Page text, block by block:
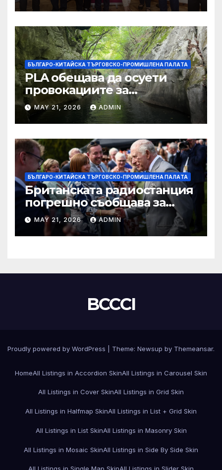
БЪЛГАРО-КИТАЙСКА ТЪРГОВСКО-ПРОМИШЛЕНА ПАЛAТА
PLA обещава да осуети
провокациите за
„независимост на Тайван“.
MAY 21, 2026 ADMIN
БЪЛГАРО-КИТАЙСКА ТЪРГОВСКО-ПРОМИШЛЕНА ПАЛAТА
Британската радиостанция
погрешно съобщава за
смъртта на крал Чарлз
MAY 21, 2026 ADMIN
BCCCI
Proudly powered by WordPress Theme: Newsup by Themeansar.
HomeAll Listings in Accordion SkinAll Listings in Carousel Skin
All Listings in Cover SkinAll Listings in Grid Skin
All Listings in Halfmap SkinAll Listings in List + Grid Skin
All Listings in List SkinAll Listings in Masonry Skin
All Listings in Mosaic SkinAll Listings in Side By Side Skin